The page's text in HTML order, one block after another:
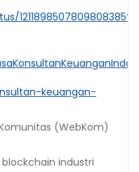
keuangan-
(WebKom)
industri